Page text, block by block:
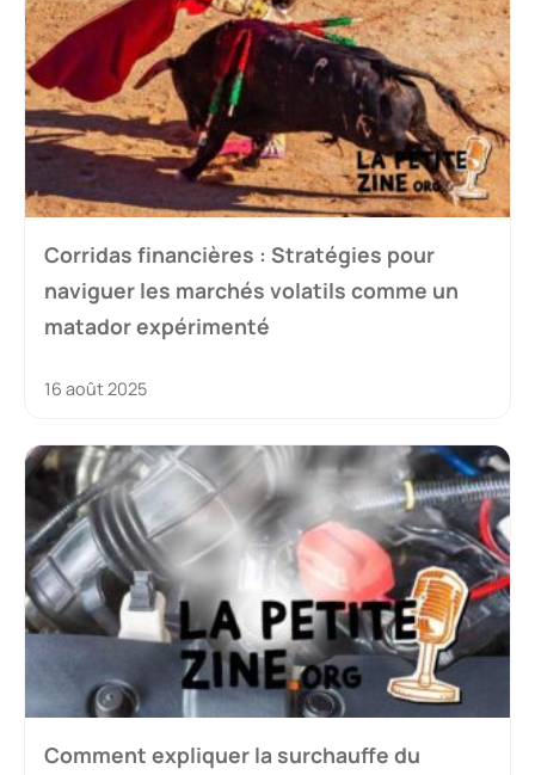
Corridas financières : Stratégies pour
naviguer les marchés volatils comme un
matador expérimenté
16 août 2025
Comment expliquer la surchauffe du